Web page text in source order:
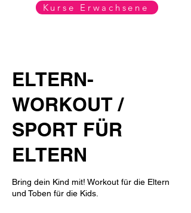
Kurse Erwachsene
ELTERN-
WORKOUT /
SPORT FÜR
ELTERN
Bring dein Kind mit! Workout für die Eltern
und Toben für die Kids.